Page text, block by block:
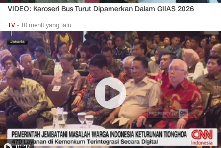
VIDEO: Karoseri Bus Turut Dipamerkan Dalam GIIAS 2026
TV •10 menit yang lalu